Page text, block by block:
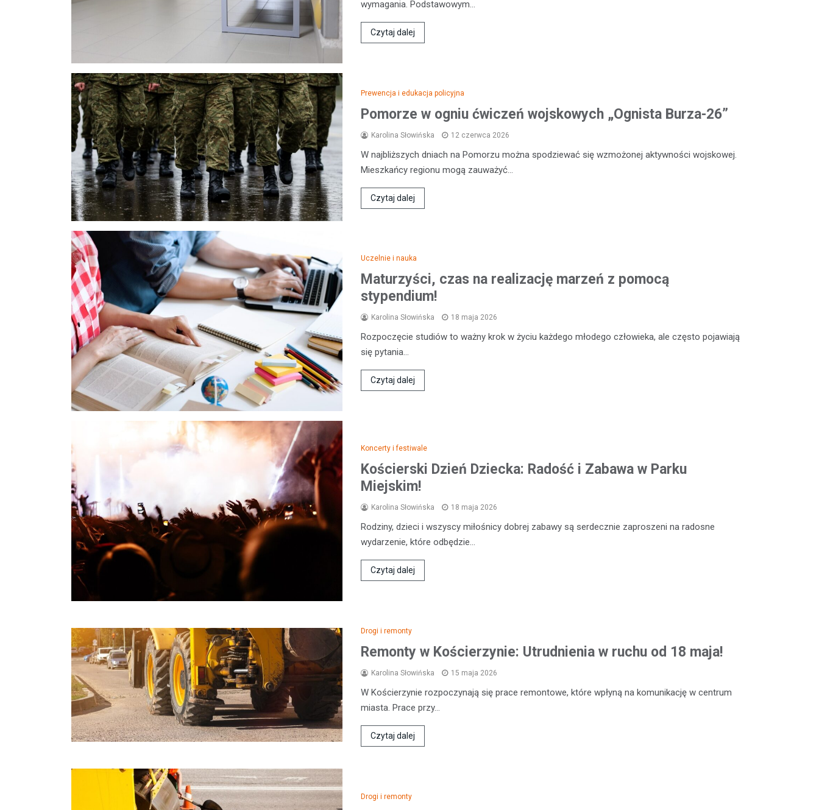
wymagania. Podstawowym…
Czytaj dalej
Prewencja i edukacja policyjna
Pomorze w ogniu ćwiczeń wojskowych „Ognista Burza-26”
Karolina Słowińska 12 czerwca 2026
W najbliższych dniach na Pomorzu można spodziewać się wzmożonej aktywności wojskowej.
Mieszkańcy regionu mogą zauważyć…
Czytaj dalej
Uczelnie i nauka
Maturzyści, czas na realizację marzeń z pomocą
stypendium!
Karolina Słowińska 18 maja 2026
Rozpoczęcie studiów to ważny krok w życiu każdego młodego człowieka, ale często pojawiają
się pytania…
Czytaj dalej
Koncerty i festiwale
Kościerski Dzień Dziecka: Radość i Zabawa w Parku
Miejskim!
Karolina Słowińska 18 maja 2026
Rodziny, dzieci i wszyscy miłośnicy dobrej zabawy są serdecznie zaproszeni na radosne
wydarzenie, które odbędzie…
Czytaj dalej
Drogi i remonty
Remonty w Kościerzynie: Utrudnienia w ruchu od 18 maja!
Karolina Słowińska 15 maja 2026
W Kościerzynie rozpoczynają się prace remontowe, które wpłyną na komunikację w centrum
miasta. Prace przy…
Czytaj dalej
Drogi i remonty